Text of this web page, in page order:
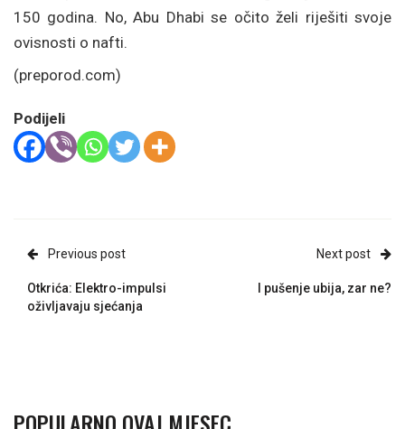
150 godina. No, Abu Dhabi se očito želi riješiti svoje
ovisnosti o nafti.
(preporod.com)
Podijeli
Previous post
Otkrića: Elektro-impulsi
oživljavaju sjećanja
Next post
I pušenje ubija, zar ne?